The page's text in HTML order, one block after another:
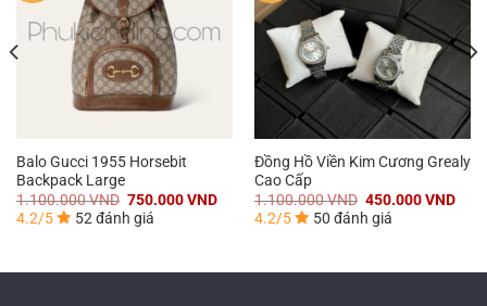
Balo Gucci 1955 Horsebit
Backpack Large
1.100.000VND Giá
gốc
là:
750.000VNDGiá
4.2/5 52 đánh giá
Đồng Hồ Viền Kim Cương Grealy
Cao Cấp
1.100.000VND Giá
gốc
là:
450.000VNDGiá
4.2/5 50 đánh giá